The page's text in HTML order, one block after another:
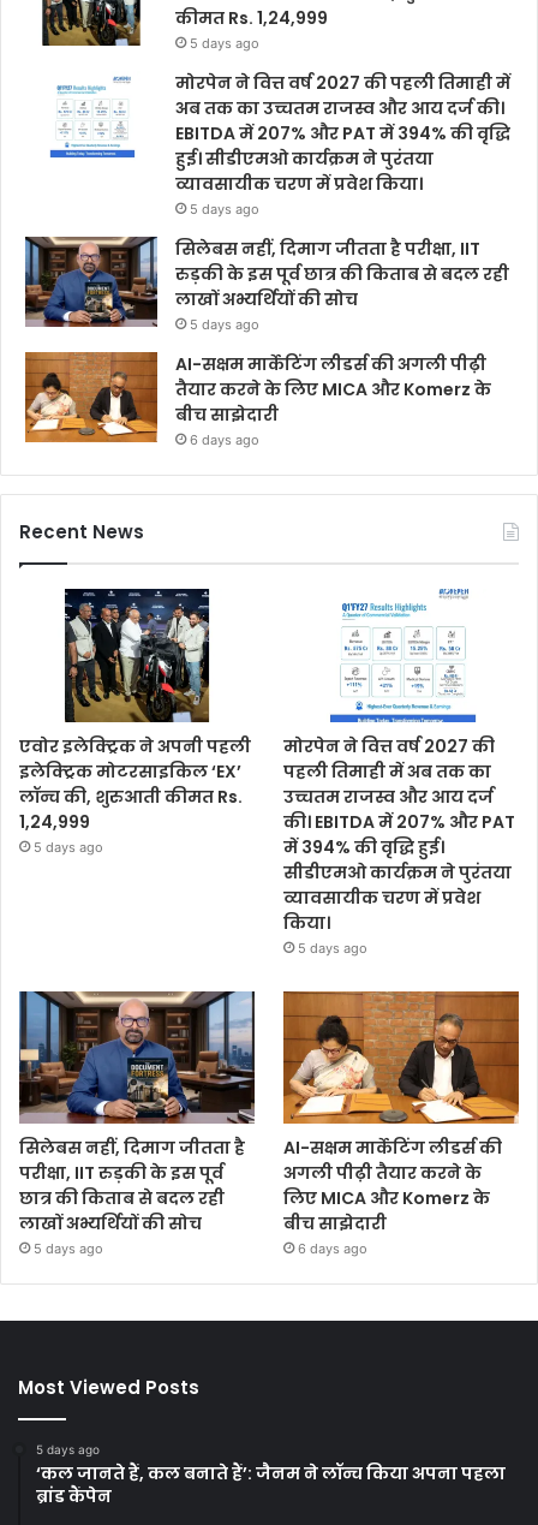
कीमत Rs. 1,24,999
5 days ago
मोरपेन ने वित्त वर्ष 2027 की पहली तिमाही में
अब तक का उच्चतम राजस्व और आय दर्ज की।
EBITDA में 207% और PAT में 394% की वृद्धि
हुई। सीडीएमओ कार्यक्रम ने पुरंतया
व्यावसायीक चरण में प्रवेश किया।
5 days ago
सिलेबस नहीं, दिमाग जीतता है परीक्षा, IIT
रुड़की के इस पूर्व छात्र की किताब से बदल रही
लाखों अभ्यर्थियों की सोच
5 days ago
AI-सक्षम मार्केटिंग लीडर्स की अगली पीढ़ी
तैयार करने के लिए MICA और Komerz के
बीच साझेदारी
6 days ago
Recent News
एवोर इलेक्ट्रिक ने अपनी पहली
इलेक्ट्रिक मोटरसाइकिल ‘EX’
लॉन्च की, शुरुआती कीमत Rs.
1,24,999
5 days ago
मोरपेन ने वित्त वर्ष 2027 की
पहली तिमाही में अब तक का
उच्चतम राजस्व और आय दर्ज
की। EBITDA में 207% और PAT
में 394% की वृद्धि हुई।
सीडीएमओ कार्यक्रम ने पुरंतया
व्यावसायीक चरण में प्रवेश
किया।
5 days ago
सिलेबस नहीं, दिमाग जीतता है
परीक्षा, IIT रुड़की के इस पूर्व
छात्र की किताब से बदल रही
लाखों अभ्यर्थियों की सोच
5 days ago
AI-सक्षम मार्केटिंग लीडर्स की
अगली पीढ़ी तैयार करने के
लिए MICA और Komerz के
बीच साझेदारी
6 days ago
Most Viewed Posts
5 days ago
‘कल जानते हैं, कल बनाते हैं’: जैनम ने लॉन्च किया अपना पहला
ब्रांड कैंपेन